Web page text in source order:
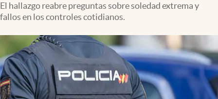
El hallazgo reabre preguntas sobre soledad extrema y
fallos en los controles cotidianos.